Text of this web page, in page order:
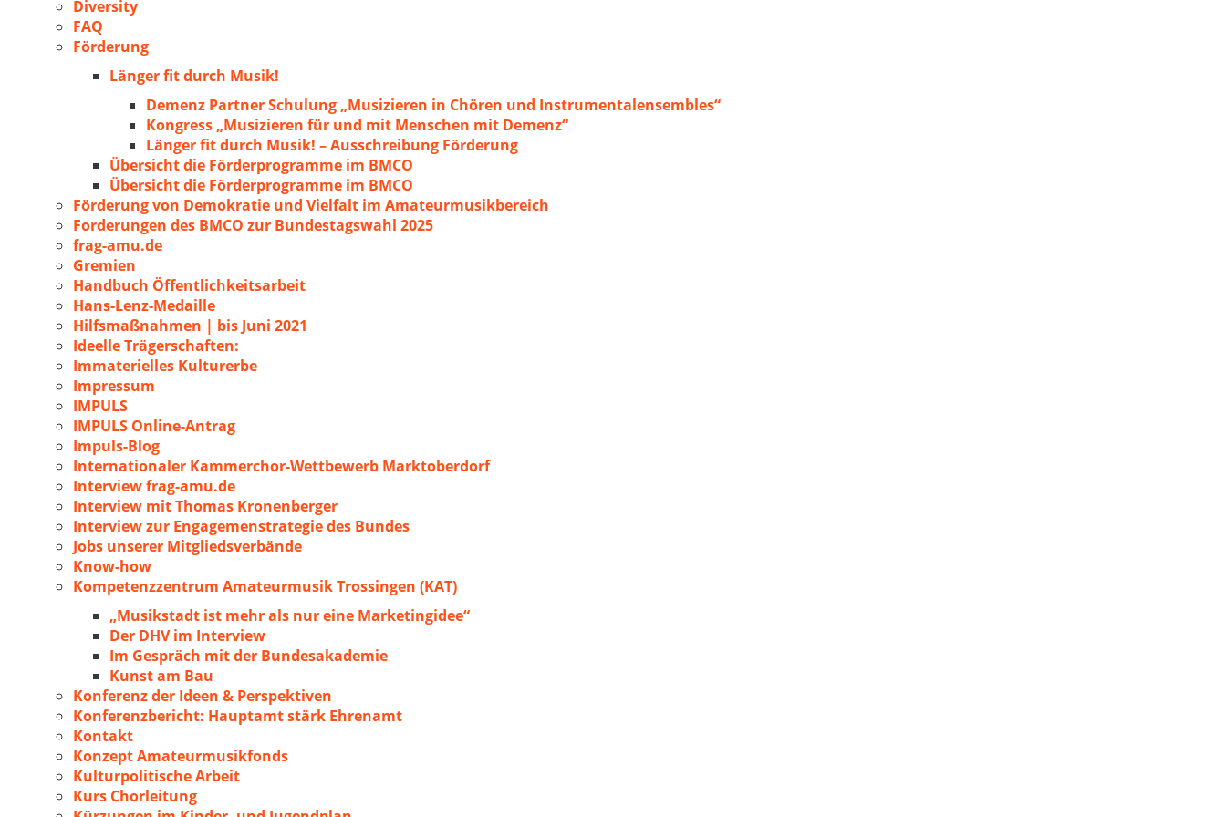
Diversity
FAQ
Förderung
Länger fit durch Musik!
Demenz Partner Schulung „Musizieren in Chören und Instrumentalensembles“
Kongress „Musizieren für und mit Menschen mit Demenz“
Länger fit durch Musik! – Ausschreibung Förderung
Übersicht die Förderprogramme im BMCO
Übersicht die Förderprogramme im BMCO
Förderung von Demokratie und Vielfalt im Amateurmusikbereich
Forderungen des BMCO zur Bundestagswahl 2025
frag-amu.de
Gremien
Handbuch Öffentlichkeitsarbeit
Hans-Lenz-Medaille
Hilfsmaßnahmen | bis Juni 2021
Ideelle Trägerschaften:
Immaterielles Kulturerbe
Impressum
IMPULS
IMPULS Online-Antrag
Impuls-Blog
Internationaler Kammerchor-Wettbewerb Marktoberdorf
Interview frag-amu.de
Interview mit Thomas Kronenberger
Interview zur Engagemenstrategie des Bundes
Jobs unserer Mitgliedsverbände
Know-how
Kompetenzzentrum Amateurmusik Trossingen (KAT)
„Musikstadt ist mehr als nur eine Marketingidee“
Der DHV im Interview
Im Gespräch mit der Bundesakademie
Kunst am Bau
Konferenz der Ideen & Perspektiven
Konferenzbericht: Hauptamt stärk Ehrenamt
Kontakt
Konzept Amateurmusikfonds
Kulturpolitische Arbeit
Kurs Chorleitung